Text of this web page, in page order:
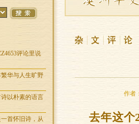
评论里说
华与人生旷野
以朴素的语言
首怀旧诗，从
作者
去年这个